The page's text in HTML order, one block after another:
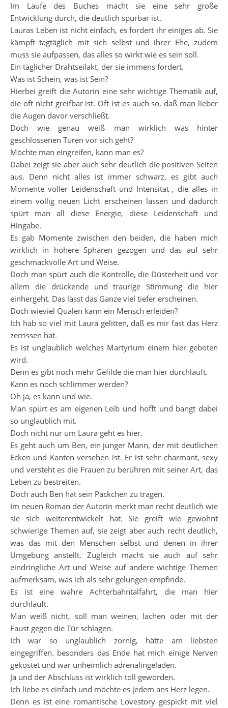
Im Laufe des Buches macht sie eine sehr große
Entwicklung durch, die deutlich spürbar ist.
Lauras Leben ist nicht einfach, es fordert ihr einiges ab. Sie
kämpft tagtäglich mit sich selbst und ihrer Ehe, zudem
muss sie aufpassen, das alles so wirkt wie es sein soll.
Ein täglicher Drahtseilakt, der sie immens fordert.
Was ist Schein, was ist Sein?
Hierbei greift die Autorin eine sehr wichtige Thematik auf,
die oft nicht greifbar ist. Oft ist es auch so, daß man lieber
die Augen davor verschließt.
Doch wie genau weiß man wirklich was hinter
geschlossenen Türen vor sich geht?
Möchte man eingreifen, kann man es?
Dabei zeigt sie aber auch sehr deutlich die positiven Seiten
aus. Denn nicht alles ist immer schwarz, es gibt auch
Momente voller Leidenschaft und Intensität , die alles in
einem völlig neuen Licht erscheinen lassen und dadurch
spürt man all diese Energie, diese Leidenschaft und
Hingabe.
Es gab Momente zwischen den beiden, die haben mich
wirklich in höhere Sphären gezogen und das auf sehr
geschmackvolle Art und Weise.
Doch man spürt auch die Kontrolle, die Düsterheit und vor
allem die drückende und traurige Stimmung die hier
einhergeht. Das lässt das Ganze viel tiefer erscheinen.
Doch wieviel Qualen kann ein Mensch erleiden?
Ich hab so viel mit Laura gelitten, daß es mir fast das Herz
zerrissen hat.
Es ist unglaublich welches Martyrium einem hier geboten
wird.
Denn es gibt noch mehr Gefilde die man hier durchläuft.
Kann es noch schlimmer werden?
Oh ja, es kann und wie.
Man spürt es am eigenen Leib und hofft und bangt dabei
so unglaublich mit.
Doch nicht nur um Laura geht es hier.
Es geht auch um Ben, ein junger Mann, der mit deutlichen
Ecken und Kanten versehen ist. Er ist sehr charmant, sexy
und versteht es die Frauen zu berühren mit seiner Art, das
Leben zu bestreiten.
Doch auch Ben hat sein Päckchen zu tragen.
Im neuen Roman der Autorin merkt man recht deutlich wie
sie sich weiterentwickelt hat. Sie greift wie gewohnt
schwierige Themen auf, sie zeigt aber auch recht deutlich,
was das mit den Menschen selbst und denen in ihrer
Umgebung anstellt. Zugleich macht sie auch auf sehr
eindringliche Art und Weise auf andere wichtige Themen
aufmerksam, was ich als sehr gelungen empfinde.
Es ist eine wahre Achterbahntalfahrt, die man hier
durchläuft.
Man weiß nicht, soll man weinen, lachen oder mit der
Faust gegen die Tür schlagen.
Ich war so unglaublich zornig, hätte am liebsten
eingegriffen. besonders das Ende hat mich einige Nerven
gekostet und war unheimlich adrenalingeladen.
Ja und der Abschluss ist wirklich toll geworden.
Ich liebe es einfach und möchte es jedem ans Herz legen.
Denn es ist eine romantische Lovestory gespickt mit viel